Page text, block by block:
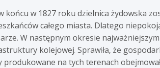
w 1827 roku dzielnica żydowska
całego miasta. Dlatego
W następnym okresie
kolejowej. Sprawiła, że
produkowane na tych terenach